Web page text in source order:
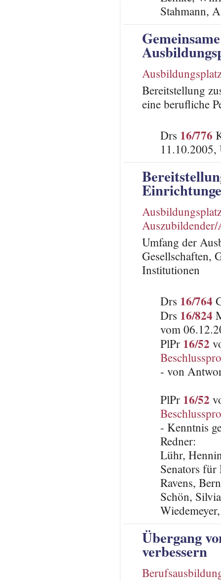
Stahmann,
Bereitstellung
eine berufliche
Drs 16/776
Umfang der
Gesellschaften,
Institutionen
Drs 16/764
Drs 16/824
vom
PlPr 16/52
- von
PlPr 16/52
- Kenntnis
Redner:
Lühr,
Senators für
Ravens,
Schön,
Übergang
verbessern